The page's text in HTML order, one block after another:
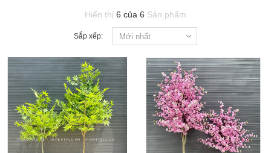
Hiển thị 6 của 6 Sản phẩm
Sắp xếp: